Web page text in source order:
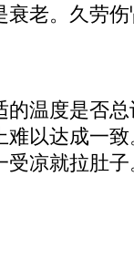
老。久劳
温度是否总
以达成一
凉就拉肚